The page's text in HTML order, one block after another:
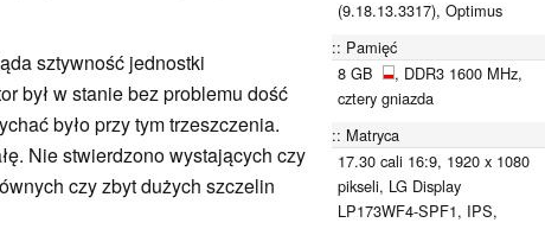
sztywność jednostki
był w stanie bez problemu dość
było przy tym trzeszczenia.
Nie stwierdzono wystających czy
czy zbyt dużych szczelin
(9.18.13.3317), Optimus
Pamięć
8 GB
, DDR3 1600 MHz,
cztery gniazda
Matryca
17.30 cali 16:9, 1920 x 1080
pikseli, LG Display
LP173WF4-SPF1, IPS,